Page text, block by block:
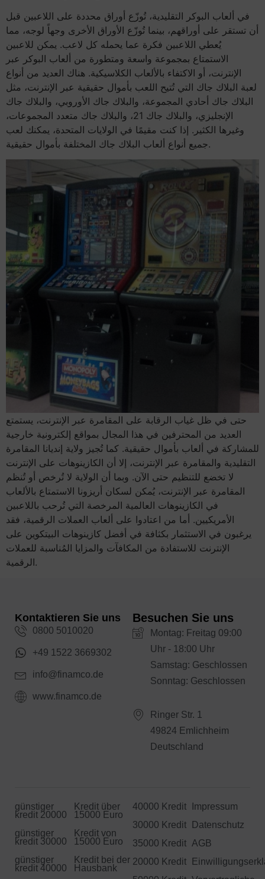
في ألعاب البوكر التقليدية، تُوزّع أوراق محددة على اللاعبين قبل
أن تستقر على أوراقهم، بينما تُوزّع الأوراق الأخرى وجهاً لوجه، مما
يُعطي اللاعبين فكرة عما يحمله كل لاعب. يمكن للاعبين
الاستمتاع بمجموعة واسعة ومتطورة من ألعاب البوكر عبر
الإنترنت، أو الاكتفاء بالألعاب الكلاسيكية. هناك العديد من أنواع
لعبة البلاك جاك التي تُتيح اللعب بأموال حقيقية عبر الإنترنت، مثل
البلاك جاك أحادي المجموعة، والبلاك جاك الأوروبي، والبلاك جاك
الإنجليزي، والبلاك جاك 21، والبلاك جاك متعدد المجموعات،
وغيرها الكثير. إذا كنت مقيمًا في الولايات المتحدة، يمكنك لعب
جميع أنواع ألعاب البلاك جاك المختلفة بأموال حقيقية.
حتى في ظل غياب الرقابة على المقامرة عبر الإنترنت، يستمتع
العديد من المحترفين في هذا المجال بمواقع إلكترونية خارجية
للمشاركة في ألعاب بأموال حقيقية. كما تُجيز ولاية إنديانا المقامرة
التقليدية والمقامرة عبر الإنترنت، إلا أن الكازينوهات على الإنترنت
لا تخضع للتنظيم حتى الآن. وبما أن الولاية لا تُرخص أو تُنظم
المقامرة عبر الإنترنت، يُمكن لسكان أريزونا الاستمتاع بالألعاب
في الكازينوهات العالمية المرخصة التي تُرحب باللاعبين
الأمريكيين. أما من اعتادوا على ألعاب العملات الرقمية، فقد
يرغبون في الاستثمار بكثافة في أفضل كازينوهات البيتكوين على
الإنترنت للاستفادة من المكافآت والمزايا المُناسبة للعملات
الرقمية.
Kontaktieren Sie uns
0800 5010020
+49 1522 3669302
info@finamco.de
www.finamco.de
Besuchen Sie uns
Montag: Freitag 09:00
Uhr - 18:00 Uhr
Samstag: Geschlossen
Sonntag: Geschlossen
Ringer Str. 1
49824 Emlichheim
Deutschland
günstiger
kredit 20000
günstiger
kredit 30000
günstiger
kredit 40000
Kredit über
15000 Euro
Kredit von
15000 Euro
Kredit bei der
Hausbank
40000 Kredit
30000 Kredit
35000 Kredit
20000 Kredit
Impressum
Datenschutz
AGB